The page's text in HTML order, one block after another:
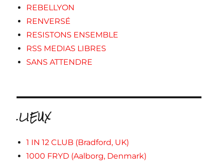
REBELLYON
RENVERSÉ
RESISTONS ENSEMBLE
RSS MEDIAS LIBRES
SANS ATTENDRE
.LIEUX
1 IN 12 CLUB (Bradford, UK)
1000 FRYD (Aalborg, Denmark)